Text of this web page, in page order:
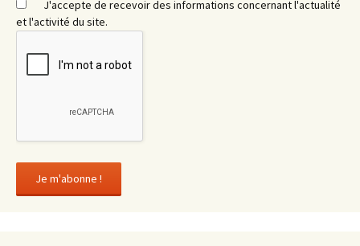
J'accepte de recevoir des informations concernant l'actualité
et l'activité du site.